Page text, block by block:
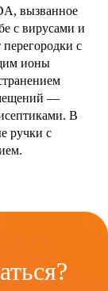
вызванное
с вирусами и
с
ионы
—
В
ручки с